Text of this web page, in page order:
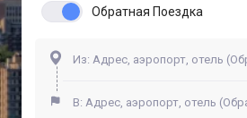
Обратная Поездка